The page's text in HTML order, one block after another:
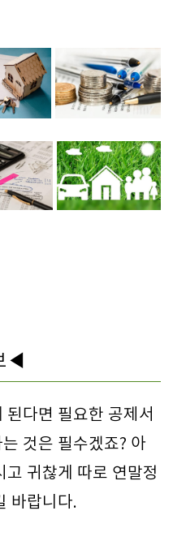
◀
다면 필요한 공제서
것은 필수겠죠? 아
귀찮게 따로 연말정
바랍니다.